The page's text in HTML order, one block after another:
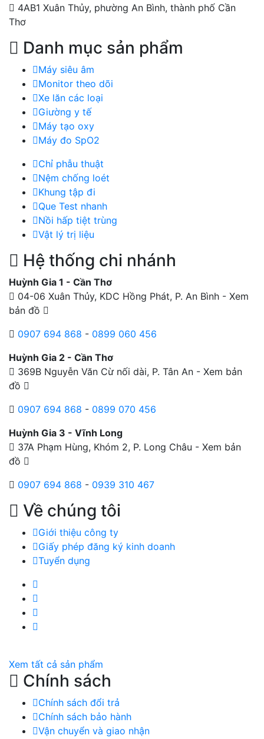
4AB1 Xuân Thủy, phường An Bình, thành phố Cần
Thơ
Danh mục sản phẩm
Máy siêu âm
Monitor theo dõi
Xe lăn các loại
Giường y tế
Máy tạo oxy
Máy đo SpO2
Chỉ phẫu thuật
Nệm chống loét
Khung tập đi
Que Test nhanh
Nồi hấp tiệt trùng
Vật lý trị liệu
Hệ thống chi nhánh
Huỳnh Gia 1 - Cần Thơ
04-06 Xuân Thủy, KDC Hồng Phát, P. An Bình - Xem
bản đồ
0907 694 868 - 0899 060 456
Huỳnh Gia 2 - Cần Thơ
369B Nguyễn Văn Cừ nối dài, P. Tân An - Xem bản
đồ
0907 694 868 - 0899 070 456
Huỳnh Gia 3 - Vĩnh Long
37A Phạm Hùng, Khóm 2, P. Long Châu - Xem bản
đồ
0907 694 868 - 0939 310 467
Về chúng tôi
Giới thiệu công ty
Giấy phép đăng ký kinh doanh
Tuyển dụng
Xem tất cả sản phẩm
Chính sách
Chính sách đổi trả
Chính sách bảo hành
Vận chuyển và giao nhận